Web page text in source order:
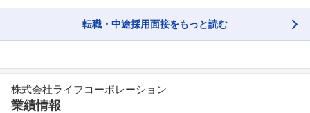
転職・中途採用面接をもっと読む
株式会社ライフコーポレーション
業績情報